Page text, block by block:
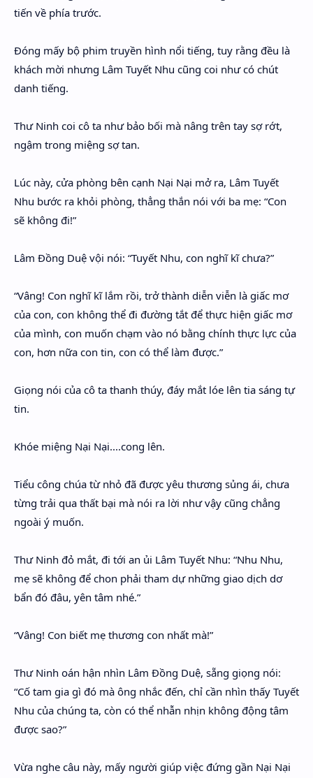
tiến về phía trước.
Đóng mấy bộ phim truyền hình nổi tiếng, tuy rằng đều là
khách mời nhưng Lâm Tuyết Nhu cũng coi như có chút
danh tiếng.
Thư Ninh coi cô ta như bảo bối mà nâng trên tay sợ rớt,
ngậm trong miệng sợ tan.
Lúc này, cửa phòng bên cạnh Nại Nại mở ra, Lâm Tuyết
Nhu bước ra khỏi phòng, thẳng thắn nói với ba mẹ: “Con
sẽ không đi!”
Lâm Đồng Duệ vội nói: “Tuyết Nhu, con nghĩ kĩ chưa?”
“Vâng! Con nghĩ kĩ lắm rồi, trở thành diễn viễn là giấc mơ
của con, con không thể đi đường tắt để thực hiện giấc mơ
của mình, con muốn chạm vào nó bằng chính thực lực của
con, hơn nữa con tin, con có thể làm được.”
Giọng nói của cô ta thanh thúy, đáy mắt lóe lên tia sáng tự
tin.
Khóe miệng Nại Nại....cong lên.
Tiểu công chúa từ nhỏ đã được yêu thương sủng ái, chưa
từng trải qua thất bại mà nói ra lời như vậy cũng chẳng
ngoài ý muốn.
Thư Ninh đỏ mắt, đi tới an ủi Lâm Tuyết Nhu: “Nhu Nhu,
mẹ sẽ không để chon phải tham dự những giao dịch dơ
bẩn đó đâu, yên tâm nhé.”
“Vâng! Con biết mẹ thương con nhất mà!”
Thư Ninh oán hận nhìn Lâm Đồng Duệ, sẵng giọng nói:
“Cố tam gia gì đó mà ông nhắc đến, chỉ cần nhìn thấy Tuyết
Nhu của chúng ta, còn có thể nhẫn nhịn không động tâm
được sao?”
Vừa nghe câu này, mấy người giúp việc đứng gần Nại Nại